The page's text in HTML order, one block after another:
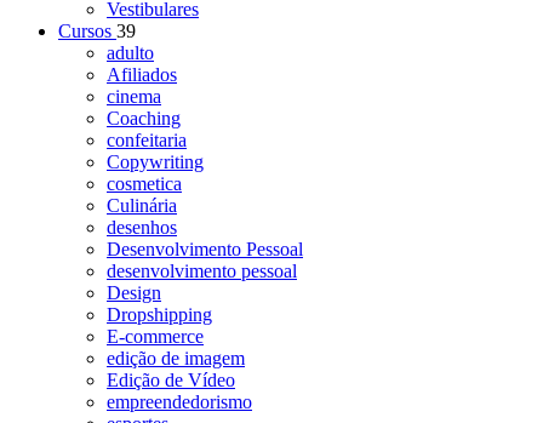
Vestibulares
Cursos 39
adulto
Afiliados
cinema
Coaching
confeitaria
Copywriting
cosmetica
Culinária
desenhos
Desenvolvimento Pessoal
desenvolvimento pessoal
Design
Dropshipping
E-commerce
edição de imagem
Edição de Vídeo
empreendedorismo